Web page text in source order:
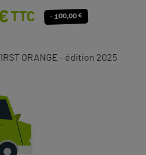
TTC - 100,00 €
ORANGE - édition 2025